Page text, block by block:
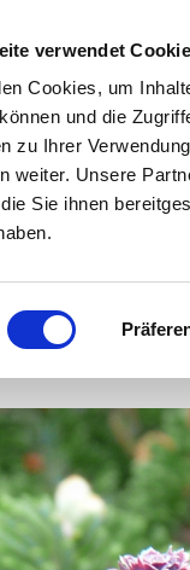
verwendet
Cookies, um
und die
zu Ihrer
weiter. Unsere
Sie ihnen
und